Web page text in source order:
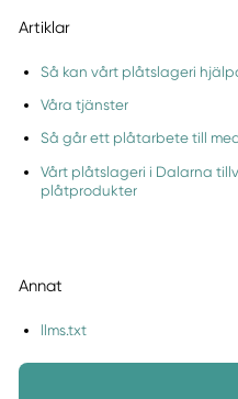
Artiklar
Så kan vårt plåtslageri
Våra tjänster
Så går ett plåtarbete till
Vårt plåtslageri i Dalarna
plåtprodukter
Annat
llms.txt